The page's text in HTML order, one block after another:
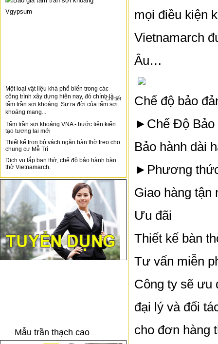
Một loại vật liệu khá phổ biến trong các
công trình xây dựng hiện nay, đó chính là
tấm trần sợi khoáng. Sự ra đời của tấm sợi
khoáng mang...
Chi tiết
Tấm trần sợi khoáng VNA - bước tiến kiến
tạo tương lai mới
Thiết kế trọn bộ vách ngăn bàn thờ treo cho
chung cư Mễ Trì
Dịch vụ lắp ban thờ, chế độ bảo hành bàn
thờ Vietnamarch.
Mẫu trần thạch cao
mọi điều kiện
Vietnamarch
Âu…
Chế độ bảo
►Chế Độ Bảo
Bảo hành dài
►Phương
Giao hàng tận
Ưu đãi
Thiết kế bàn
Tư vấn miễn
Công ty sẽ ưu
đại lý và đối
cho đơn hàng